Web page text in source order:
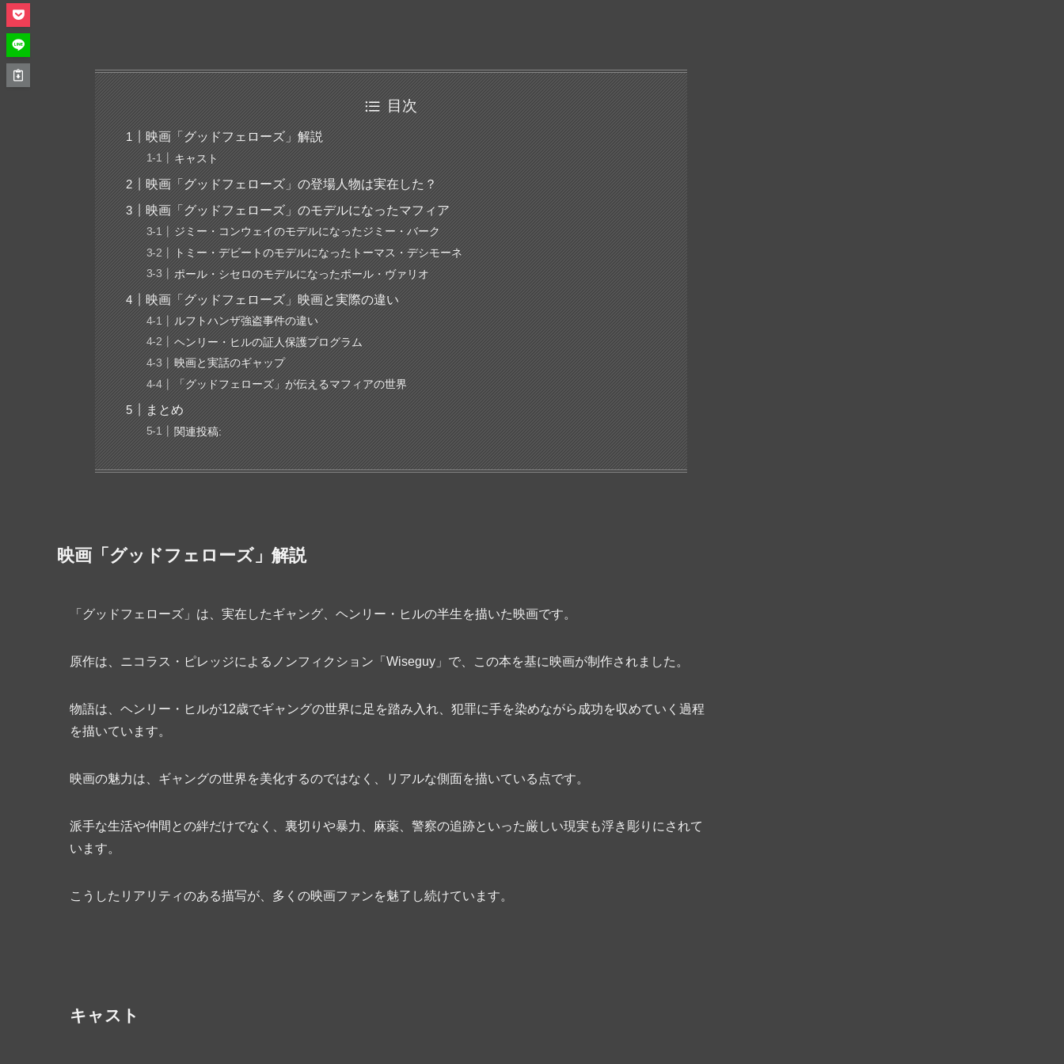
目次
映画「グッドフェローズ」解説
キャスト
映画「グッドフェローズ」の登場人物は実在した？
映画「グッドフェローズ」のモデルになったマフィア
ジミー・コンウェイのモデルになったジミー・バーク
トミー・デビートのモデルになったトーマス・デシモーネ
ポール・シセロのモデルになったポール・ヴァリオ
映画「グッドフェローズ」映画と実際の違い
ルフトハンザ強盗事件の違い
ヘンリー・ヒルの証人保護プログラム
映画と実話のギャップ
「グッドフェローズ」が伝えるマフィアの世界
まとめ
関連投稿:
映画「グッドフェローズ」解説
「グッドフェローズ」は、実在したギャング、ヘンリー・ヒルの半生を描いた映画です。
原作は、ニコラス・ピレッジによるノンフィクション「Wiseguy」で、この本を基に映画が制作されました。
物語は、ヘンリー・ヒルが12歳でギャングの世界に足を踏み入れ、犯罪に手を染めながら成功を収めていく過程
を描いています。
映画の魅力は、ギャングの世界を美化するのではなく、リアルな側面を描いている点です。
派手な生活や仲間との絆だけでなく、裏切りや暴力、麻薬、警察の追跡といった厳しい現実も浮き彫りにされて
います。
こうしたリアリティのある描写が、多くの映画ファンを魅了し続けています。
キャスト